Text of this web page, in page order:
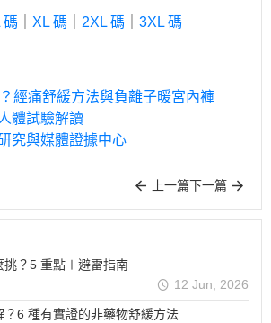
碼 XL 碼 2XL 碼 3XL 碼
經痛舒緩方法與負離子暖宮內褲
體試驗解讀
究與媒體證據中心
上一篇下一篇
？5 重點＋避雷指南
12 Jun, 2026
6 種有實證的非藥物舒緩方法